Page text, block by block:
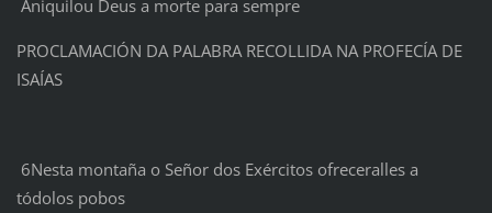
Aniquilou Deus a morte para sempre
PROCLAMACIÓN DA PALABRA RECOLLIDA NA PROFECÍA DE
ISAÍAS
6Nesta montaña o Señor dos Exércitos ofreceralles a
tódolos pobos